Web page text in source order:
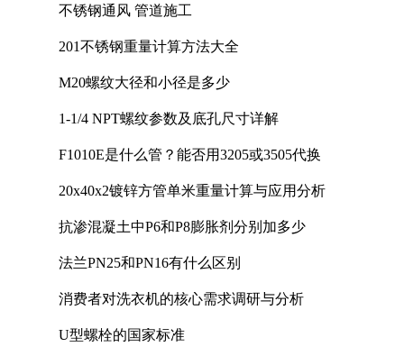
不锈钢通风 管道施工
201不锈钢重量计算方法大全
M20螺纹大径和小径是多少
1-1/4 NPT螺纹参数及底孔尺寸详解
F1010E是什么管？能否用3205或3505代换
20x40x2镀锌方管单米重量计算与应用分析
抗渗混凝土中P6和P8膨胀剂分别加多少
法兰PN25和PN16有什么区别
消费者对洗衣机的核心需求调研与分析
U型螺栓的国家标准